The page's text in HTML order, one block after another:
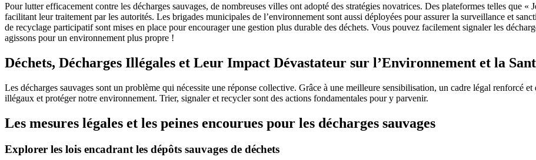
Pour lutter efficacement contre les décharges sauvages, de nombreuses villes ont adopté des stratégies novatrices. Des plateformes telles que
facilitant leur traitement par les autorités. Les brigades municipales de l’environnement sont aussi déployées pour assurer la surveillance et
de recyclage participatif sont mises en place pour encourager une gestion plus durable des déchets. Vous pouvez facilement signaler les
agissons pour un environnement plus propre !
Déchets, Décharges Illégales et Leur Impact Dévastateur sur l’Environnement et la
Les décharges sauvages sont un problème qui nécessite une réponse collective. Grâce à une meilleure sensibilisation, un cadre légal renforcé
illégaux et protéger notre environnement. Trier, signaler et recycler sont des actions fondamentales pour y parvenir.
Les mesures légales et les peines encourues pour les décharges sauvages
Explorer les lois encadrant les dépôts sauvages de déchets